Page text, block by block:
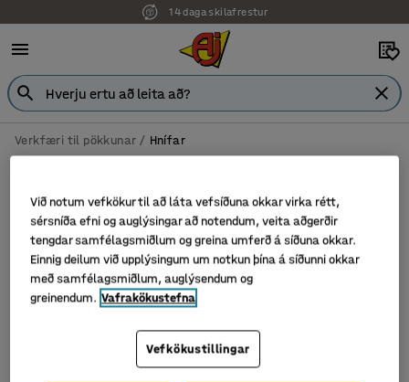
14 daga skilafrestur
Verkfæri til pökkunar Hnífar
Sía Flokka
1 vörur
Við notum vefkökur til að láta vefsíðuna okkar virka rétt,
sérsníða efni og auglýsingar að notendum, veita aðgerðir
tengdar samfélagsmiðlum og greina umferð á síðuna okkar.
Einnig deilum við upplýsingum um notkun þína á síðunni okkar
með samfélagsmiðlum, auglýsendum og
greinendum. Vafrakökustefna
Vefkökustillingar